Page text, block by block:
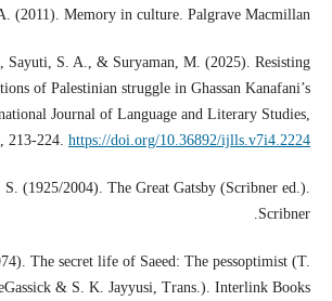
(2011). Memory in culture. Palgrave Macmillan.
Sayuti, S. A., & Suryaman, M. (2025). Resisting
of Palestinian struggle in Ghassan Kanafani’s
Journal of Language and Literary Studies,
213-224.https://doi.org/10.36892/ijlls.v7i4.2224
S. (1925/2004). The Great Gatsby (Scribner ed.).
Scribner.
The secret life of Saeed: The pessoptimist (T.
& S. K. Jayyusi, Trans.). Interlink Books.